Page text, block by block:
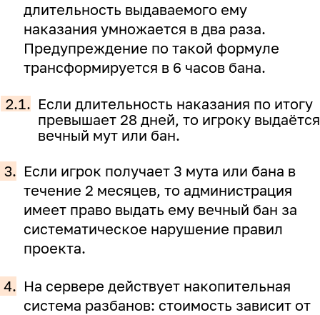
длительность выдаваемого ему
наказания умножается в два раза.
Предупреждение по такой формуле
трансформируется в 6 часов бана.
2.1. Если длительность наказания по итогу
превышает 28 дней, то игроку выдаётся
вечный мут или бан.
3. Если игрок получает 3 мута или бана в
течение 2 месяцев, то администрация
имеет право выдать ему вечный бан за
систематическое нарушение правил
проекта.
4. На сервере действует накопительная
система разбанов: стоимость зависит от